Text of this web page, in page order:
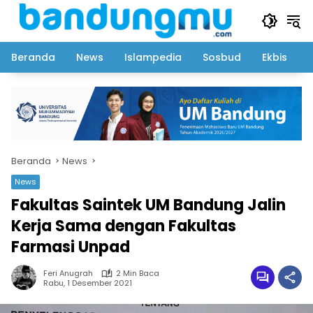
Langsung
Beranda
News Islampedia Sosbud Ekbis
Beranda News
News
Fakultas Saintek UM Bandung Jalin
Kerja Sama dengan Fakultas
Farmasi Unpad
Feri Anugrah
2 Min Baca
Rabu, 1 Desember 2021